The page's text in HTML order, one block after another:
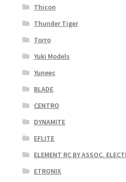
Thicon
Thunder Tiger
Torro
Yuki Models
Yuneec
BLADE
CENTRO
DYNAMITE
EFLITE
ELEMENT RC BY ASSOC.
ETRONIX